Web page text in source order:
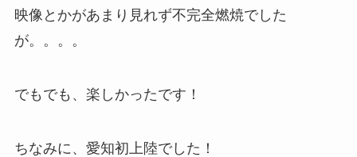
映像とかがあまり見れず不完全燃焼でした
が。。。。
でもでも、楽しかったです！
ちなみに、愛知初上陸でした！